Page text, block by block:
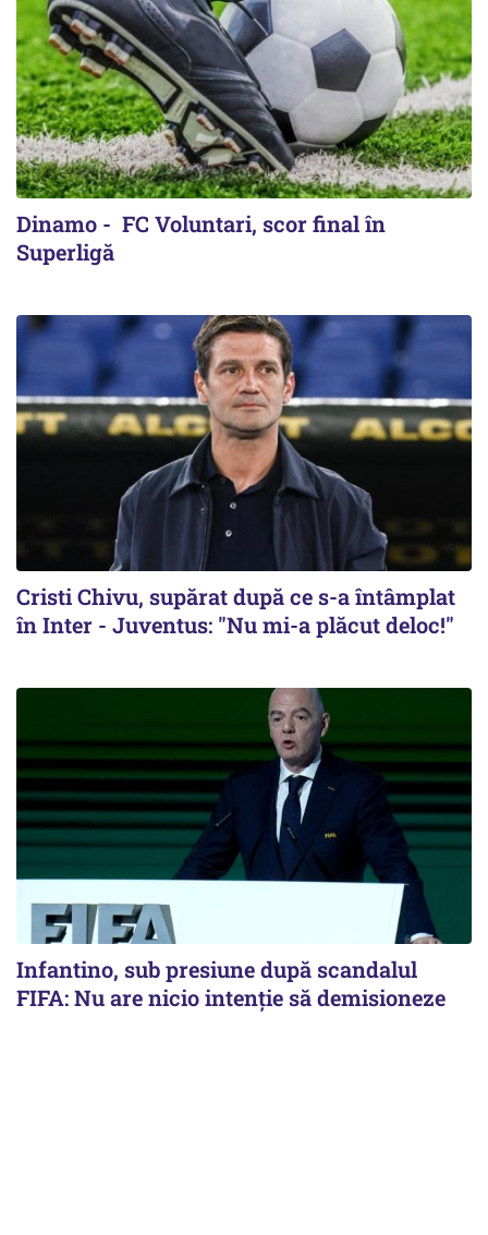
Dinamo - FC Voluntari, scor final în
Superligă
Cristi Chivu, supărat după ce s-a întâmplat
în Inter - Juventus: "Nu mi-a plăcut deloc!"
Infantino, sub presiune după scandalul
FIFA: Nu are nicio intenție să demisioneze